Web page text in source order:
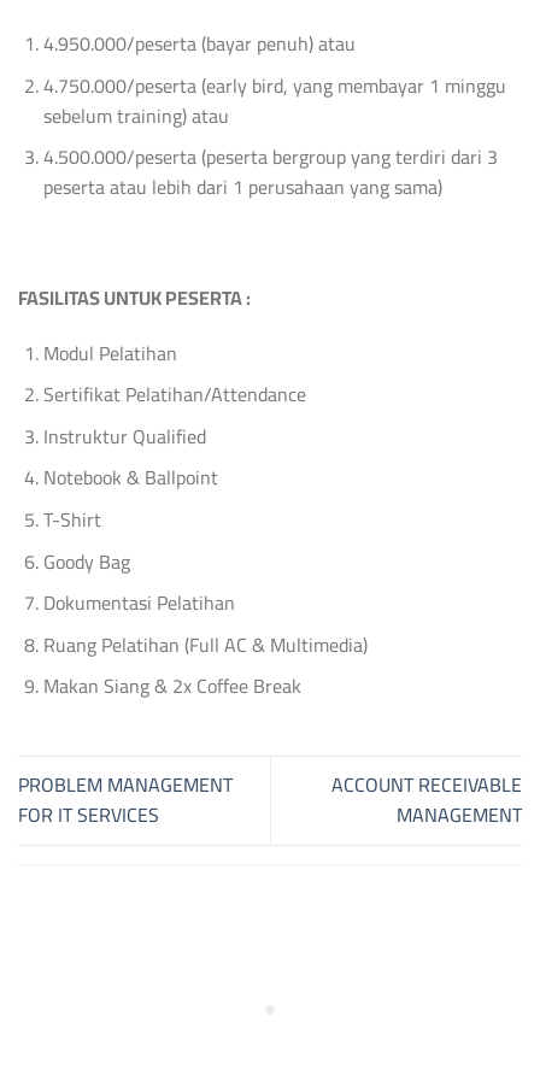
4.950.000/peserta (bayar penuh) atau
4.750.000/peserta (early bird, yang membayar 1 minggu
sebelum training) atau
4.500.000/peserta (peserta bergroup yang terdiri dari 3
peserta atau lebih dari 1 perusahaan yang sama)
FASILITAS UNTUK PESERTA :
Modul Pelatihan
Sertifikat Pelatihan/Attendance
Instruktur Qualified
Notebook & Ballpoint
T-Shirt
Goody Bag
Dokumentasi Pelatihan
Ruang Pelatihan (Full AC & Multimedia)
Makan Siang & 2x Coffee Break
PROBLEM MANAGEMENT
FOR IT SERVICES
ACCOUNT RECEIVABLE
MANAGEMENT